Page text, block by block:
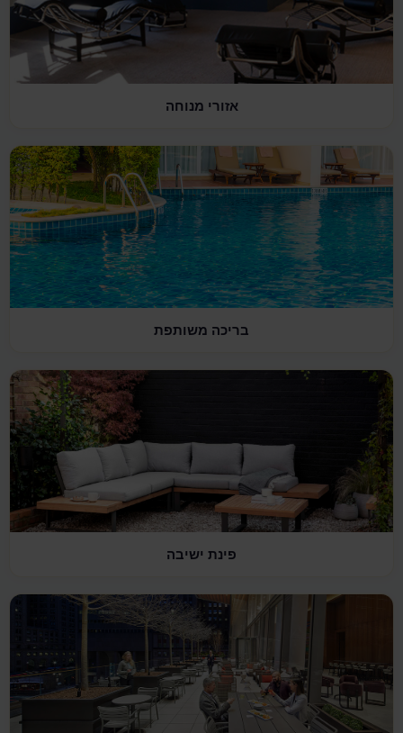
אזורי מנוחה
בריכה משותפת
פינת ישיבה